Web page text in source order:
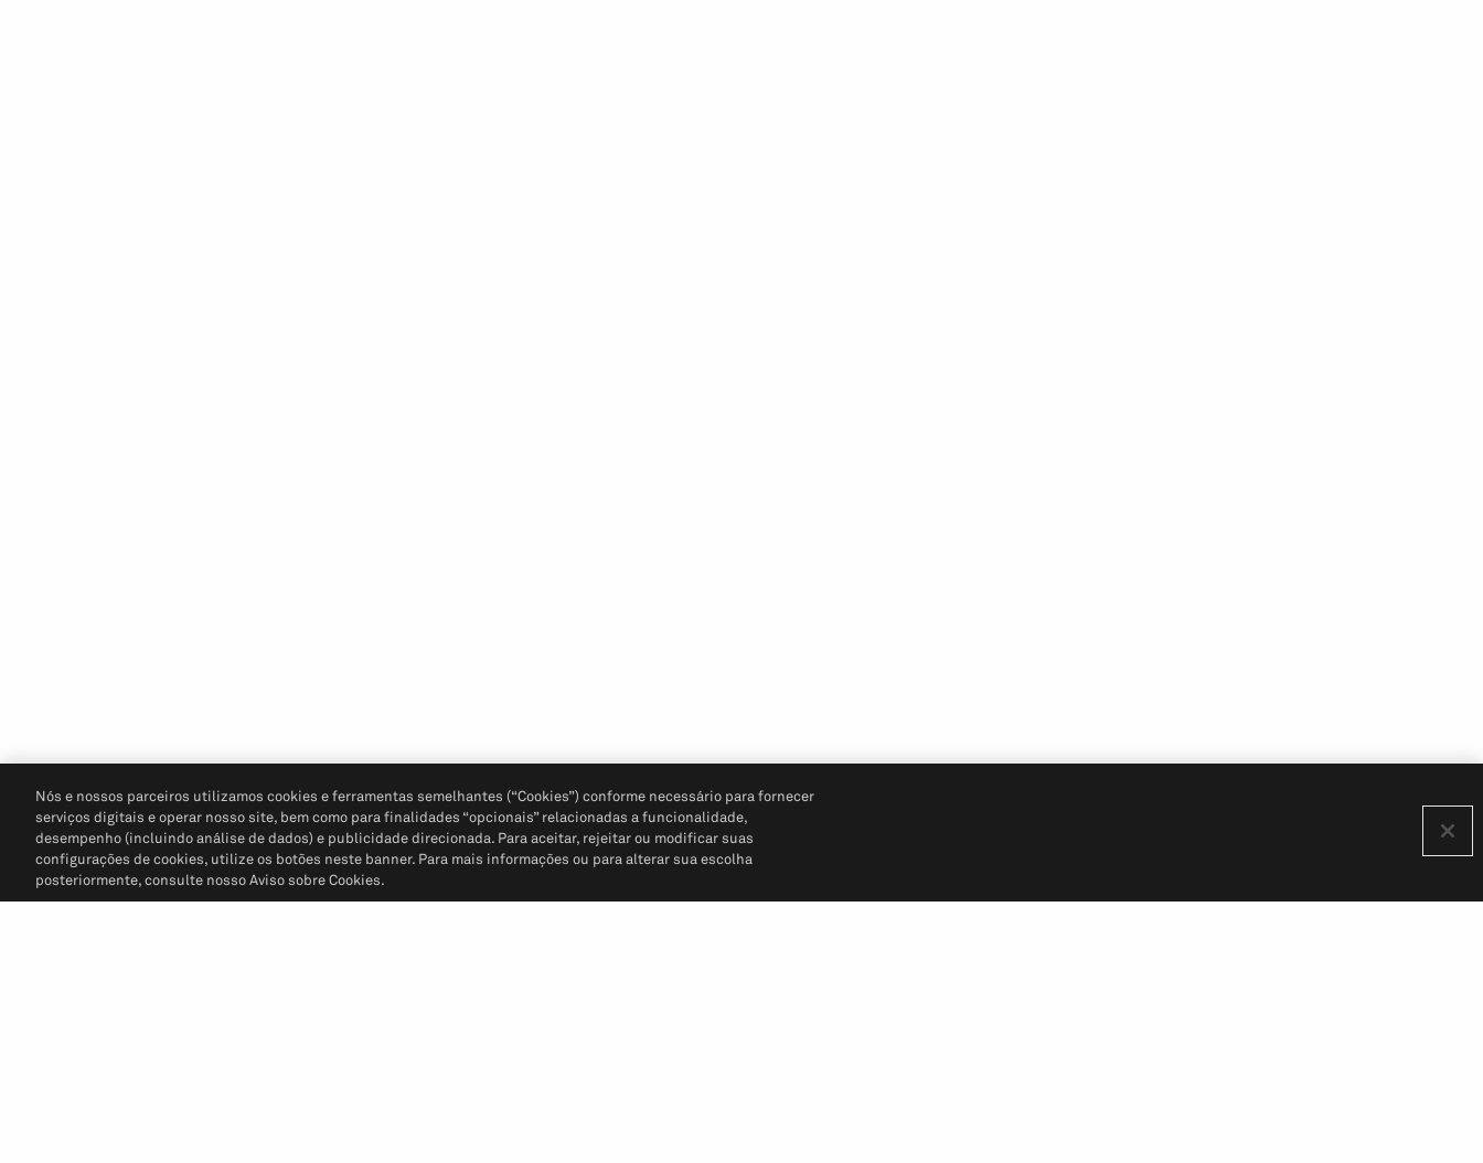
Nós e nossos parceiros utilizamos cookies e ferramentas semelhantes (“Cookies”) conforme necessário para fornecer
serviços digitais e operar nosso site, bem como para finalidades “opcionais” relacionadas a funcionalidade,
desempenho (incluindo análise de dados) e publicidade direcionada. Para aceitar, rejeitar ou modificar suas
configurações de cookies, utilize os botões neste banner. Para mais informações ou para alterar sua escolha
posteriormente, consulte nosso Aviso sobre Cookies.